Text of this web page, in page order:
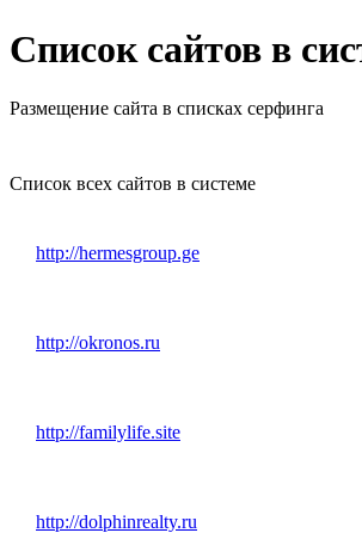
Список сайтов в
Размещение сайта в списках серфинга
Список всех сайтов в системе
http://hermesgroup.ge
http://okronos.ru
http://familylife.site
http://dolphinrealty.ru